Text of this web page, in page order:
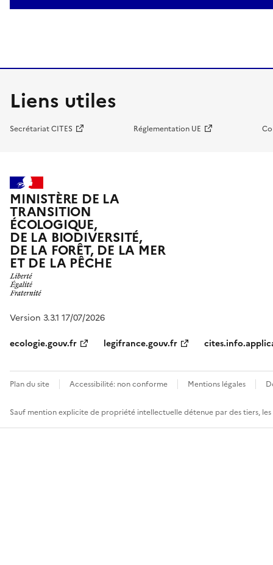
Liens utiles
Secrétariat CITES Réglementation UE
MINISTÈRE DE LA
TRANSITION
ÉCOLOGIQUE,
DE LA BIODIVERSITÉ,
DE LA FORÊT, DE LA MER
ET DE LA PÊCHE
Version 3.3.1 17/07/2026
ecologie.gouv.fr
legifrance.gouv.fr
Plan du site Accessibilité: non conforme Mentions légales
Sauf mention explicite de propriété intellectuelle détenue par des tiers,